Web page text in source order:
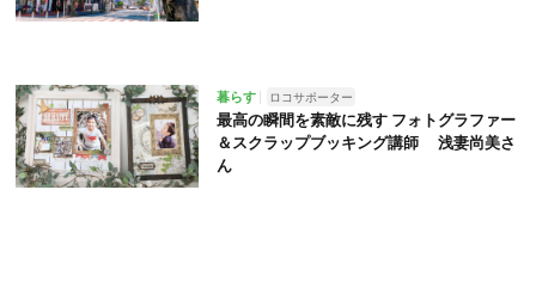
暮らす ロコサポーター
最高の瞬間を素敵に残す フォトグラファー
＆スクラップブッキング講師 浅妻尚美さ
ん